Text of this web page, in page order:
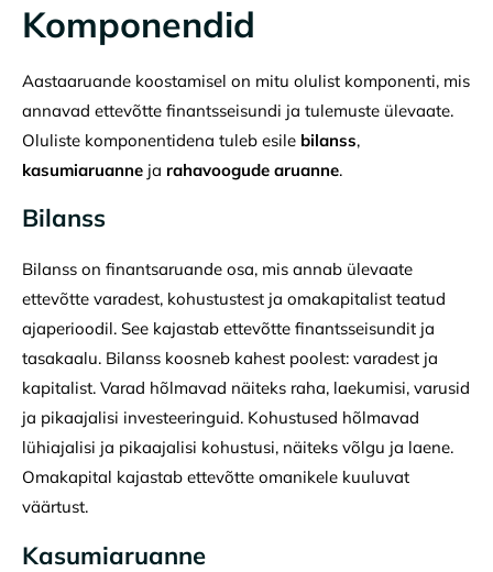
Komponendid
Aastaaruande koostamisel on mitu olulist komponenti, mis
annavad ettevõtte finantsseisundi ja tulemuste ülevaate.
Oluliste komponentidena tuleb esile bilanss,
kasumiaruanne ja rahavoogude aruanne.
Bilanss
Bilanss on finantsaruande osa, mis annab ülevaate
ettevõtte varadest, kohustustest ja omakapitalist teatud
ajaperioodil. See kajastab ettevõtte finantsseisundit ja
tasakaalu. Bilanss koosneb kahest poolest: varadest ja
kapitalist. Varad hõlmavad näiteks raha, laekumisi, varusid
ja pikaajalisi investeeringuid. Kohustused hõlmavad
lühiajalisi ja pikaajalisi kohustusi, näiteks võlgu ja laene.
Omakapital kajastab ettevõtte omanikele kuuluvat
väärtust.
Kasumiaruanne